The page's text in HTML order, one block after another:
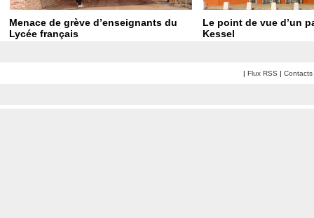
Menace de grève d’enseignants du
Lycée français
Le point de vue d’un
Kessel
| Flux RSS | Contacts